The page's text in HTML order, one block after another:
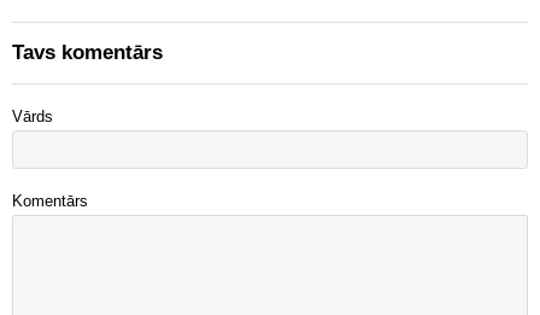
Tavs komentārs
Vārds
Komentārs